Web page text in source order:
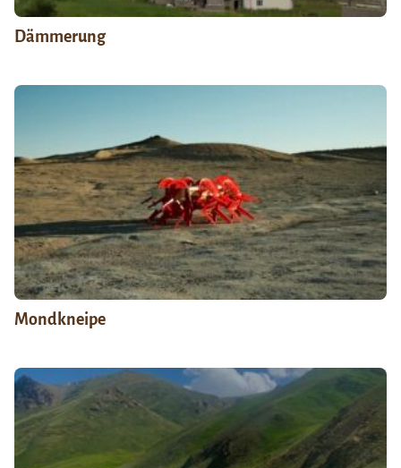
Dämmerung
Mondkneipe